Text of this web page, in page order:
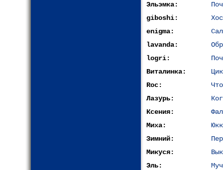
Эльэмка:
giboshi:
enigma:
lavanda:
logri:
Виталинка:
Roc:
Лазурь:
Ксения:
Миха:
Зимний:
Микуся:
Эль: